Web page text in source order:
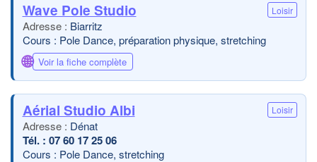
Wave Pole Studio Loisir
Biarritz
Cours : Pole Dance, préparation physique, stretching
🌐 Voir la fiche complète
Aérial Studio Albi Loisir
Dénat
07 60 17 25 06
Cours : Pole Dance, stretching